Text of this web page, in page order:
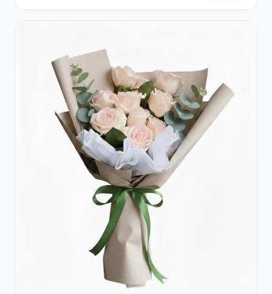
Hortensie și Crizanteme Crem